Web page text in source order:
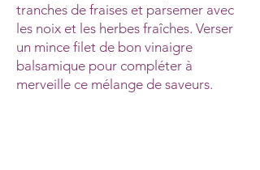
tranches de fraises et parsemer avec
les noix et les herbes fraîches. Verser
un mince filet de bon vinaigre
balsamique pour compléter à
merveille ce mélange de saveurs.